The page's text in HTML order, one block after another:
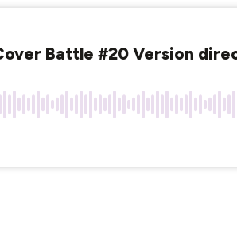
Battle #20 Version